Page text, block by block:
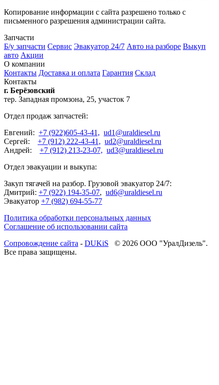
Копирование информации с сайта разрешено только с
письменного разрешения администрации сайта.
Запчасти
Б/у запчасти Сервис Эвакуатор 24/7 Авто на разборе Выкуп
авто Акции
О компании
Контакты Доставка и оплата Гарантия Склад
Контакты
г. Берёзовский
тер. Западная промзона, 25, участок 7
Отдел продаж запчастей:
Евгений: +7 (922)605-43-41, ud1@uraldiesel.ru
Сергей: +7 (912) 222-43-41, ud2@uraldiesel.ru
Андрей: +7 (912) 213-23-07, ud3@uraldiesel.ru
Отдел эвакуации и выкупа:
Закуп тягачей на разбор. Грузовой эвакуатор 24/7:
Дмитрий: +7 (922) 194-35-07, ud6@uraldiesel.ru
Эвакуатор +7 (982) 694-55-77
Политика обработки персональных данных
Соглашение об использовании сайта
Cопровождение сайта - DUKiS © 2026 ООО "УралДизель".
Все права защищены.